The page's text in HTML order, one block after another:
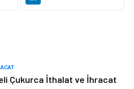
Çukurca İthalat ve İhracat